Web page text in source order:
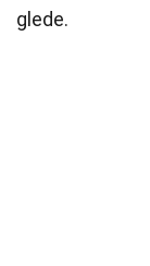
glede.